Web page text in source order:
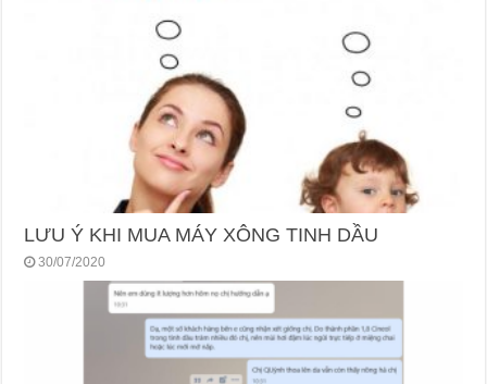
LƯU Ý KHI MUA MÁY XÔNG TINH DẦU
30/07/2020